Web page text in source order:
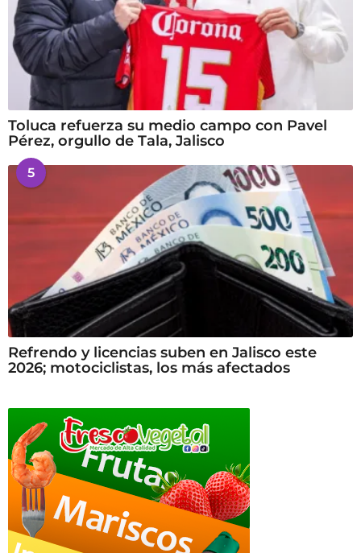
Toluca refuerza su medio campo con Pavel
Pérez, orgullo de Tala, Jalisco
5
Refrendo y licencias suben en Jalisco este
2026; motociclistas, los más afectados